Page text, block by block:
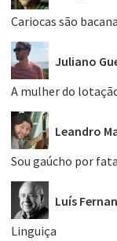
Cariocas são
Juliano
A mulher do
Leandro
Sou gaúcho por
Luís
Linguiça